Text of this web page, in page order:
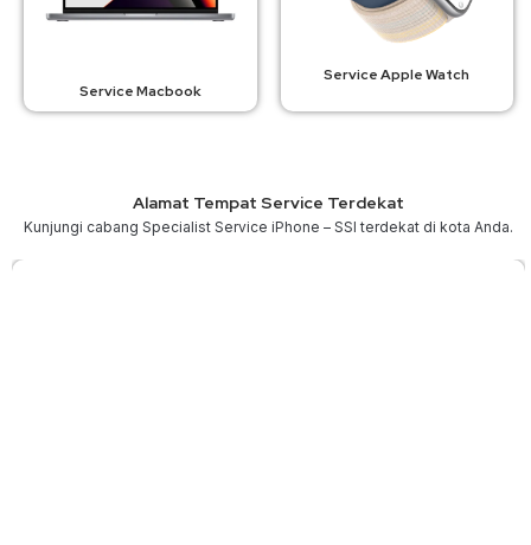
Service Macbook
Service Apple Watch
Alamat Tempat Service Terdekat
Kunjungi cabang Specialist Service iPhone – SSI terdekat di kota Anda.